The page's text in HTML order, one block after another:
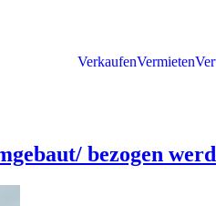
VerkaufenVermieten
bezogen